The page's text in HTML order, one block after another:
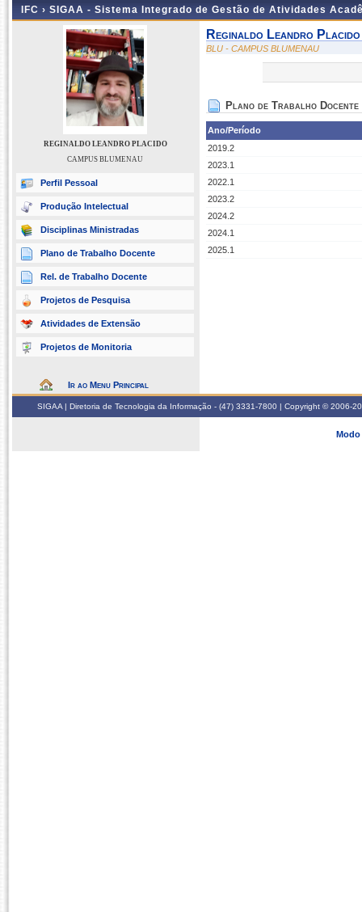
IFC › SIGAA - Sistema Integrado de Gestão de Atividades
REGINALDO LEANDRO PLACIDO
CAMPUS BLUMENAU
Perfil Pessoal
Produção Intelectual
Disciplinas Ministradas
Plano de Trabalho Docente
Rel. de Trabalho Docente
Projetos de Pesquisa
Atividades de Extensão
Projetos de Monitoria
Ir ao Menu Principal
Reginaldo Leandro Placido
BLU - CAMPUS BLUMENAU
Plano de Trabalho Docente
Ano/Período
2019.2
2023.1
2022.1
2023.2
2024.2
2024.1
2025.1
SIGAA | Diretoria de Tecnologia da Informação - (47) 3331-7800 | Copyright © 2006-
Modo